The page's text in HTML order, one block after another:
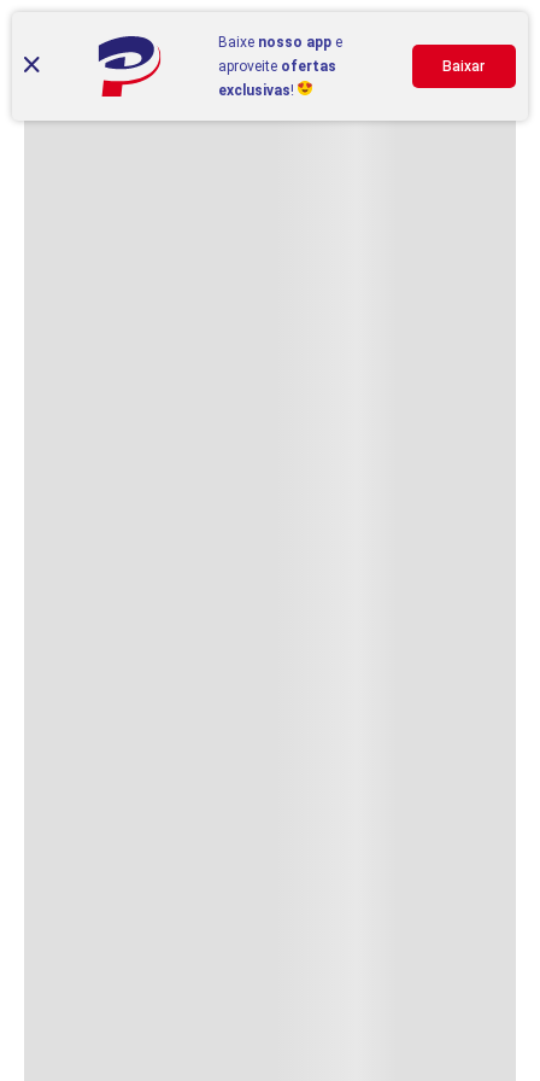
Baixe nosso app e
aproveite ofertas
exclusivas!
Baixar